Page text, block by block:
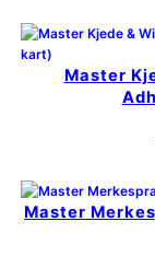
Master
Master